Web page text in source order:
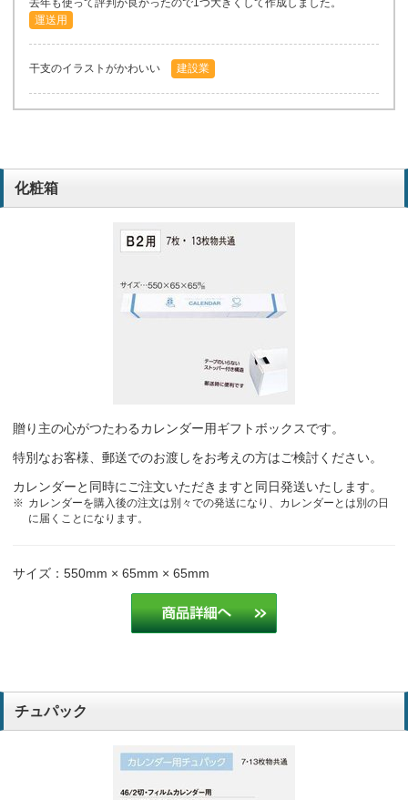
運送用
干支のイラストがかわいい 建設業
化粧箱
贈り主の心がつたわるカレンダー用ギフトボックスです。
特別なお客様、郵送でのお渡しをお考えの方はご検討ください。
カレンダーと同時にご注文いただきますと同日発送いたします。
カレンダーを購入後の注文は別々での発送になり、カレンダーとは別の日
に届くことになります。
サイズ：550mm × 65mm × 65mm
チュパック